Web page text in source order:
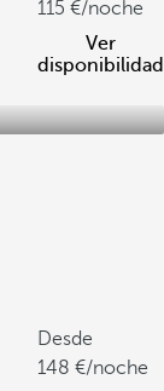
115
/noche
Ver
disponibilidad
Desde
148
/noche